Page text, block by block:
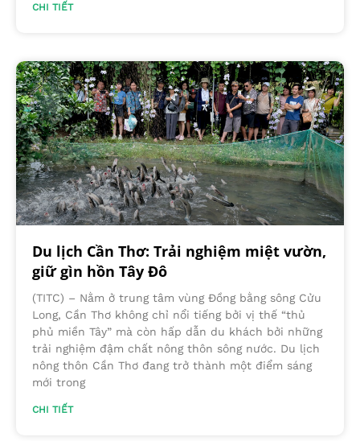
CHI TIẾT
Du lịch Cần Thơ: Trải nghiệm miệt vườn,
giữ gìn hồn Tây Đô
(TITC) – Nằm ở trung tâm vùng Đồng bằng sông Cửu
Long, Cần Thơ không chỉ nổi tiếng bởi vị thế “thủ
phủ miền Tây” mà còn hấp dẫn du khách bởi những
trải nghiệm đậm chất nông thôn sông nước. Du lịch
nông thôn Cần Thơ đang trở thành một điểm sáng
mới trong
CHI TIẾT